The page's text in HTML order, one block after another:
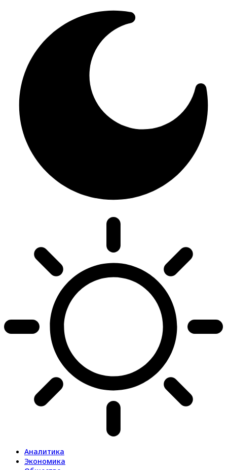
Аналитика
Экономика